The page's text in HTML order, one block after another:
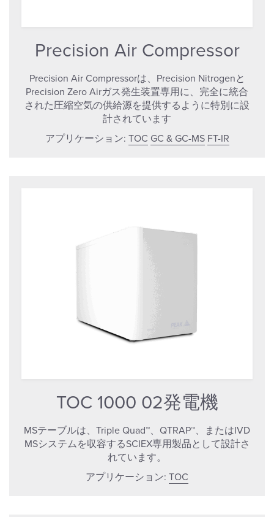
Precision Air Compressor
Precision Air Compressorは、Precision Nitrogenと
Precision Zero Airガス発生装置専用に、完全に統合
された圧縮空気の供給源を提供するように特別に設
計されています
アプリケーション: TOC GC & GC-MS FT-IR
TOC 1000 02発電機
MSテーブルは、Triple Quad™、QTRAP™、またはIVD
MSシステムを収容するSCIEX専用製品として設計さ
れています。
アプリケーション: TOC